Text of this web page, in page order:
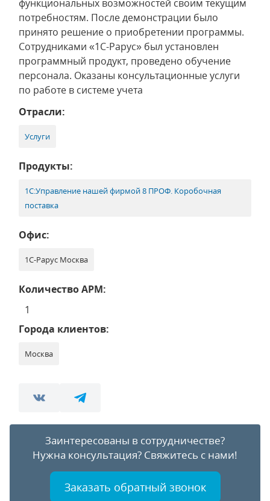
функциональных возможностей своим текущим
потребностям. После демонстрации было
принято решение о приобретении программы.
Сотрудниками «1С-Рарус» был установлен
программный продукт, проведено обучение
персонала. Оказаны консультационные услуги
по работе в системе учета
Отрасли:
Услуги
Продукты:
1С:Управление нашей фирмой 8 ПРОФ. Коробочная
поставка
Офис:
1С-Рарус Москва
Количество АРМ:
1
Города клиентов:
Москва
Заинтересованы в сотрудничестве?
Нужна консультация? Свяжитесь с нами!
Заказать обратный звонок